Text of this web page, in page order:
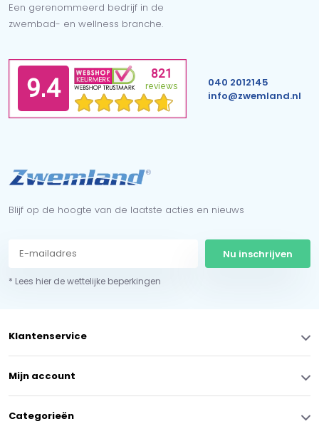
Een gerenommeerd bedrijf in de
zwembad- en wellness branche.
040 2012145
info@zwemland.nl
Blijf op de hoogte van de laatste acties en nieuws
Nu inschrijven
* Lees hier de wettelijke beperkingen
Klantenservice
Mijn account
Categorieën